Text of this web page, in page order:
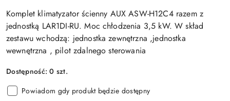
Komplet klimatyzator ścienny AUX ASW-H12C4 razem z
jednostką LAR1DI-RU. Moc chłodzenia 3,5 kW. W skład
zestawu wchodzą: jednostka zewnętrzna ,jednostka
wewnętrzna , pilot zdalnego sterowania
Dostępność:0 szt.
Powiadom gdy produkt będzie dostępny